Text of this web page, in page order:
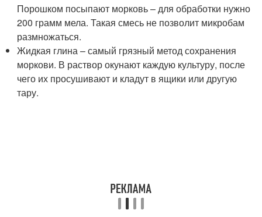
Порошком посыпают морковь – для обработки нужно
200 грамм мела. Такая смесь не позволит микробам
размножаться.
Жидкая глина – самый грязный метод сохранения
моркови. В раствор окунают каждую культуру, после
чего их просушивают и кладут в ящики или другую
тару.